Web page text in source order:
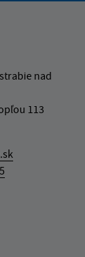
nad
113